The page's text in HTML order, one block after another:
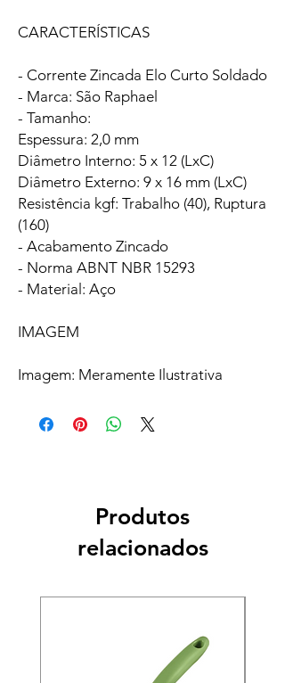
CARACTERÍSTICAS
- Corrente Zincada Elo Curto Soldado
- Marca: São Raphael
- Tamanho:
Espessura: 2,0 mm
Diâmetro Interno: 5 x 12 (LxC)
Diâmetro Externo: 9 x 16 mm (LxC)
Resistência kgf: Trabalho (40), Ruptura
(160)
- Acabamento Zincado
- Norma ABNT NBR 15293
- Material: Aço
IMAGEM
Imagem: Meramente Ilustrativa
Produtos
relacionados